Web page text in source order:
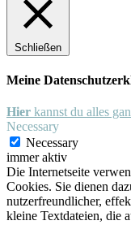
Schließen
Meine
Hier kannst du alles
Necessary
Necessary
immer aktiv
Die Internetseite
Cookies. Sie dienen
nutzerfreundlicher,
kleine Textdateien, die